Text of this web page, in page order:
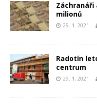
Záchranáři
milionů
29. 1. 2021
Radotín
centrum
29. 1. 2021